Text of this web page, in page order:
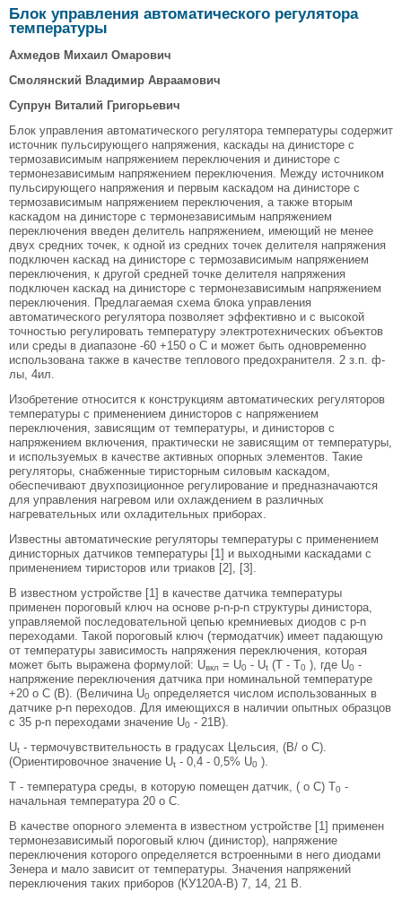
Блок управления автоматического регулятора
температуры
Ахмедов Михаил Омарович
Смолянский Владимир Авраамович
Супрун Виталий Григорьевич
Блок управления автоматического регулятора температуры содержит
источник пульсирующего напряжения, каскады на динисторе с
термозависимым напряжением переключения и динисторе с
термонезависимым напряжением переключения. Между источником
пульсирующего напряжения и первым каскадом на динисторе с
термозависимым напряжением переключения, а также вторым
каскадом на динисторе с термонезависимым напряжением
переключения введен делитель напряжением, имеющий не менее
двух средних точек, к одной из средних точек делителя напряжения
подключен каскад на динисторе с термозависимым напряжением
переключения, к другой средней точке делителя напряжения
подключен каскад на динисторе с термонезависимым напряжением
переключения. Предлагаемая схема блока управления
автоматического регулятора позволяет эффективно и с высокой
точностью регулировать температуру электротехнических объектов
или среды в диапазоне -60 +150 o C и может быть одновременно
использована также в качестве теплового предохранителя. 2 з.п. ф-
лы, 4ил.
Изобретение относится к конструкциям автоматических регуляторов
температуры с применением динисторов с напряжением
переключения, зависящим от температуры, и динисторов с
напряжением включения, практически не зависящим от температуры,
и используемых в качестве активных опорных элементов. Такие
регуляторы, снабженные тиристорным силовым каскадом,
обеспечивают двухпозиционное регулирование и предназначаются
для управления нагревом или охлаждением в различных
нагревательных или охладительных приборах.
Известны автоматические регуляторы температуры с применением
динисторных датчиков температуры [1] и выходными каскадами с
применением тиристоров или триаков [2], [3].
В известном устройстве [1] в качестве датчика температуры
применен пороговый ключ на основе p-n-p-n структуры динистора,
управляемой последовательной цепью кремниевых диодов с p-n
переходами. Такой пороговый ключ (термодатчик) имеет падающую
от температуры зависимость напряжения переключения, которая
может быть выражена формулой: Uвкл = U0 - Ut (T - T0 ), где U0 -
напряжение переключения датчика при номинальной температуре
+20 o C (В). (Величина U0 определяется числом использованных в
датчике p-n переходов. Для имеющихся в наличии опытных образцов
с 35 p-n переходами значение U0 - 21В).
Ut - термочувствительность в градусах Цельсия, (В/ o C).
(Ориентировочное значение Ut - 0,4 - 0,5% U0 ).
T - температура среды, в которую помещен датчик, ( o C) T0 -
начальная температура 20 o C.
В качестве опорного элемента в известном устройстве [1] применен
термонезависимый пороговый ключ (динистор), напряжение
переключения которого определяется встроенными в него диодами
Зенера и мало зависит от температуры. Значения напряжений
переключения таких приборов (КУ120А-В) 7, 14, 21 В.